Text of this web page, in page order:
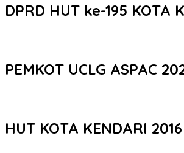
DPRD HUT ke-195 KOTA
PEMKOT UCLG ASPAC
HUT KOTA KENDARI 2016